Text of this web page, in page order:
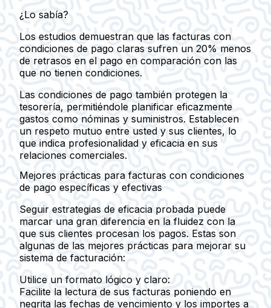
¿Lo sabía?
Los estudios demuestran que las facturas con
condiciones de pago claras sufren un 20% menos
de retrasos en el pago en comparación con las
que no tienen condiciones.
Las condiciones de pago también protegen la
tesorería, permitiéndole planificar eficazmente
gastos como nóminas y suministros. Establecen
un respeto mutuo entre usted y sus clientes, lo
que indica profesionalidad y eficacia en sus
relaciones comerciales.
Mejores prácticas para facturas con condiciones
de pago específicas y efectivas
Seguir estrategias de eficacia probada puede
marcar una gran diferencia en la fluidez con la
que sus clientes procesan los pagos. Estas son
algunas de las mejores prácticas para mejorar su
sistema de facturación:
Utilice un formato lógico y claro:
Facilite la lectura de sus facturas poniendo en
negrita las fechas de vencimiento y los importes a